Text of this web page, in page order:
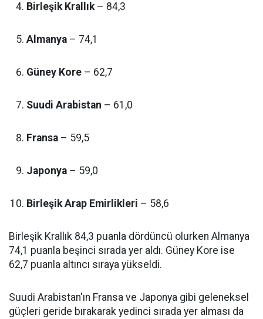
Birleşik Krallık– 84,3
Almanya – 74,1
Güney Kore – 62,7
Suudi Arabistan – 61,0
Fransa – 59,5
Japonya – 59,0
Birleşik Arap Emirlikleri – 58,6
Birleşik Krallık 84,3 puanla dördüncü olurken Almanya
74,1 puanla beşinci sırada yer aldı. Güney Kore ise
62,7 puanla altıncı sıraya yükseldi.
Suudi Arabistan'ın Fransa ve Japonya gibi geleneksel
güçleri geride bırakarak yedinci sırada yer alması da